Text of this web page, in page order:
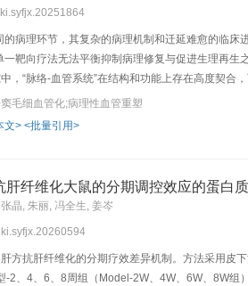
病理环节，其复杂的病理机制和迁延难愈的临
靶向疗法无法平衡抑制病理修复与促进生理再
，“脉络-血管系统”在结构和功能上存在高度契
络病”学说对HF临床诊治具有重要指导意义。HF
胶痼络道的病理表现，治以清利湿热、拔浊通
此外，中医天人合一的整体观强调因时、因地、
毛细血管化;病理性血管重塑
文> <批量引用>
肝纤维化大鼠的分期调控效应的蛋白
晶, 朱丽, 冯全生, 姜岑
方抗肝纤维化的分期疗效差异机制。方法采用皮
2、4、6、8周组（Model-2W、4W、6W、8W